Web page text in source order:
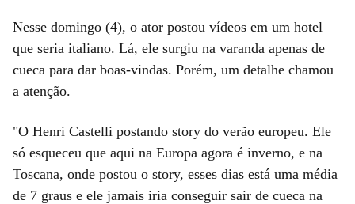
Nesse domingo (4), o ator postou vídeos em um hotel
que seria italiano. Lá, ele surgiu na varanda apenas de
cueca para dar boas-vindas. Porém, um detalhe chamou
a atenção.
"O Henri Castelli postando story do verão europeu. Ele
só esqueceu que aqui na Europa agora é inverno, e na
Toscana, onde postou o story, esses dias está uma média
de 7 graus e ele jamais iria conseguir sair de cueca na